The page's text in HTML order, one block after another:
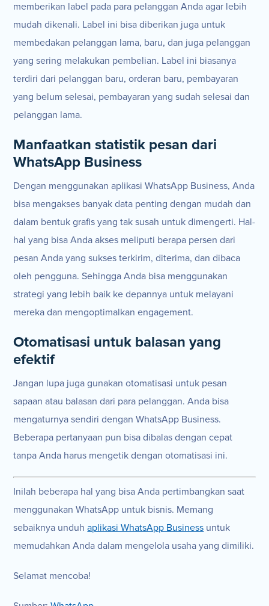
memberikan label pada para pelanggan Anda agar lebih
mudah dikenali. Label ini bisa diberikan juga untuk
membedakan pelanggan lama, baru, dan juga pelanggan
yang sering melakukan pembelian. Label ini biasanya
terdiri dari pelanggan baru, orderan baru, pembayaran
yang belum selesai, pembayaran yang sudah selesai dan
pelanggan lama.
Manfaatkan statistik pesan dari
WhatsApp Business
Dengan menggunakan aplikasi WhatsApp Business, Anda
bisa mengakses banyak data penting dengan mudah dan
dalam bentuk grafis yang tak susah untuk dimengerti. Hal-
hal yang bisa Anda akses meliputi berapa persen dari
pesan Anda yang sukses terkirim, diterima, dan dibaca
oleh pengguna. Sehingga Anda bisa menggunakan
strategi yang lebih baik ke depannya untuk melayani
mereka dan mengoptimalkan engagement.
Otomatisasi untuk balasan yang
efektif
Jangan lupa juga gunakan otomatisasi untuk pesan
sapaan atau balasan dari para pelanggan. Anda bisa
mengaturnya sendiri dengan WhatsApp Business.
Beberapa pertanyaan pun bisa dibalas dengan cepat
tanpa Anda harus mengetik dengan otomatisasi ini.
Inilah beberapa hal yang bisa Anda pertimbangkan saat
menggunakan WhatsApp untuk bisnis. Memang
sebaiknya unduhaplikasi WhatsApp Business untuk
memudahkan Anda dalam mengelola usaha yang dimiliki.
Selamat mencoba!